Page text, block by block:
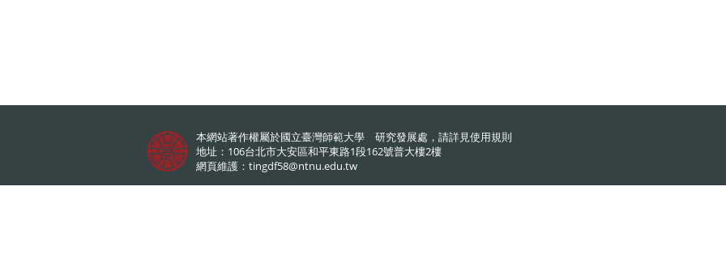
本網站著作權屬於國立臺灣師範大學 研究發展處，請詳見使用規則
地址：106台北市大安區和平東路1段162號普大樓2樓
網頁維護： tingdf58@ntnu.edu.tw